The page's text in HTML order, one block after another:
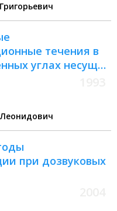
течения в
углах несущих
дис. на соиск.
при дозвуковых